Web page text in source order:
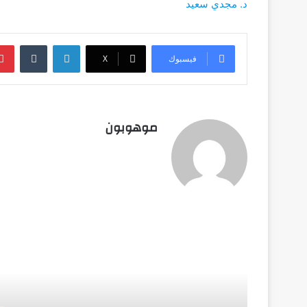
د. مجدي سعيد
فيسبوك ‫X
لينكدإن
موهوبون